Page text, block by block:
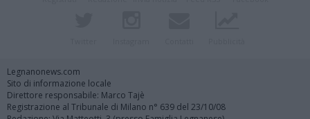
Legnanonews.com
Sito di informazione locale
Direttore responsabile: Marco Tajè
Registrazione al Tribunale di Milano n° 639 del 23/10/08